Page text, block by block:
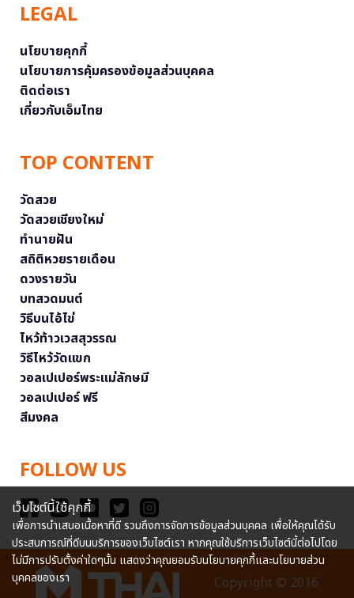
LEGAL
นโยบายคุกกี้
นโยบายการคุ้มครองข้อมูลส่วนบุคคล
ติดต่อเรา
เกี่ยวกับเอ็มไทย
TOP CONTENT
วัดสวย
วัดสวยเชียงใหม่
ทำนายฝัน
สถิติหวยรายเดือน
ดวงรายวัน
บทสวดมนต์
วิธีบนไอ้ไข่
ไหว้ท้าวเวสสุวรรณ
วิธีไหว้วัดแขก
วอลเปเปอร์พระแม่ลักษมี
วอลเปเปอร์ ฟรี
สีมงคล
FOLLOW US
Copyright © 2016
เว็บไซต์นี้ใช้คุกกี้
เพื่อการนำเสนอเนื้อหาที่ดี รวมถึงการจัดการข้อมูลส่วนบุคคล เพื่อให้คุณได้รับ
ประสบการณ์ที่ดีบนบริการของเว็บไซต์เรา หากคุณใช้บริการเว็บไซต์นี้ต่อไปโดย
ไม่มีการปรับตั้งค่าใดๆนั้น แสดงว่าคุณยอมรับนโยบายคุกกี้และนโยบายส่วน
บุคคลของเรา